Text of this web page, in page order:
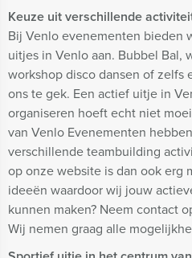
Keuze uit verschillende
Bij Venlo evenementen bieden
uitjes in Venlo aan. Bubbel Bal,
workshop disco dansen of zelfs
ons te gek. Een actief uitje in
organiseren hoeft echt niet
van Venlo Evenementen
verschillende teambuilding
op onze website is dan ook erg
ideeën waardoor wij jouw
kunnen maken? Neem contact
Wij nemen graag alle